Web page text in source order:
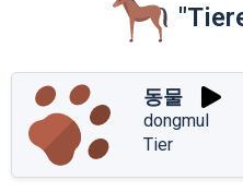
동물
dongmul
Tier